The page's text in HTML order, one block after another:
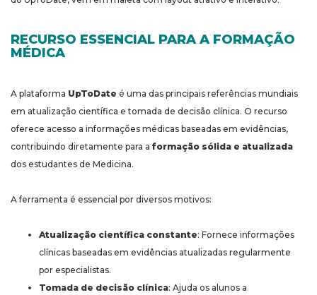
RECURSO ESSENCIAL PARA A FORMAÇÃO
MÉDICA
A plataforma UpToDate é uma das principais referências mundiais
em atualização científica e tomada de decisão clínica. O recurso
oferece acesso a informações médicas baseadas em evidências,
contribuindo diretamente para a formação sólida e atualizada
dos estudantes de Medicina.
A ferramenta é essencial por diversos motivos:
Atualização científica constante: Fornece informações
clínicas baseadas em evidências atualizadas regularmente
por especialistas.
Tomada de decisão clínica: Ajuda os alunos a